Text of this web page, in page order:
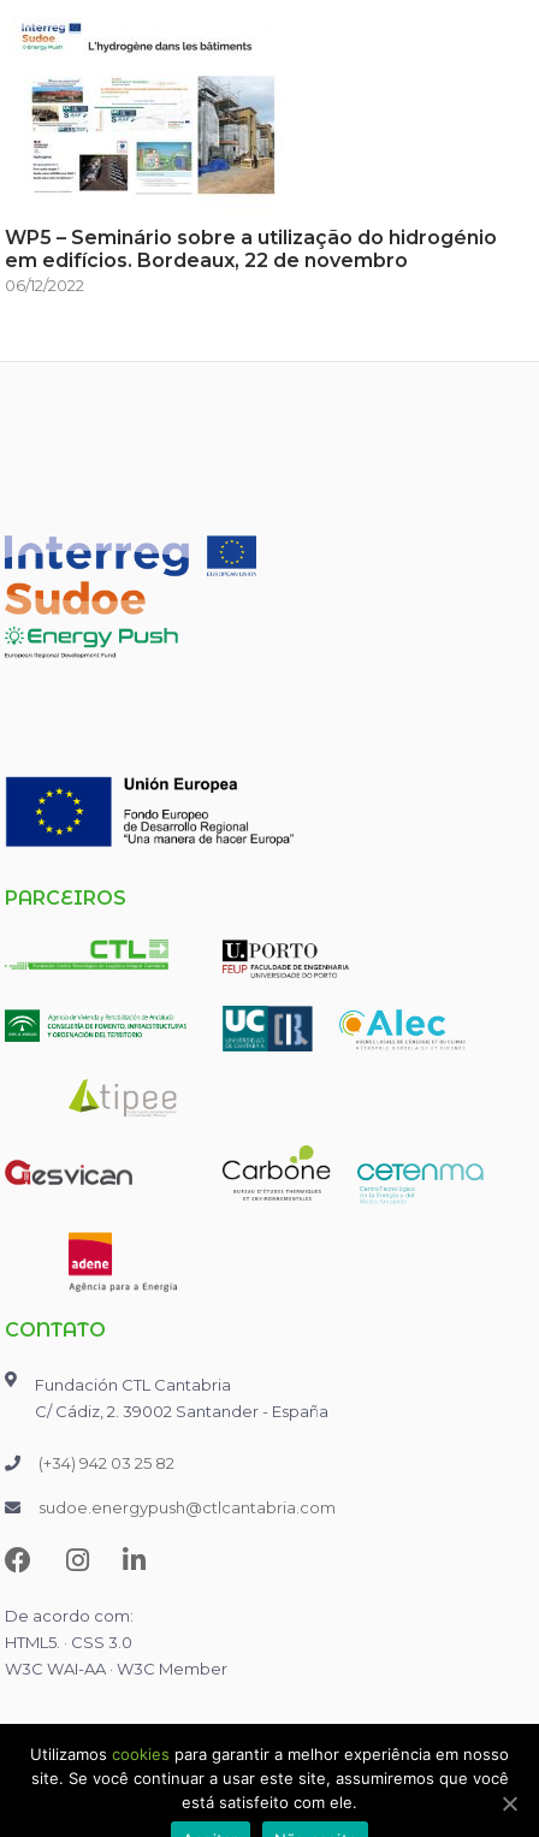
WP5 – Seminário sobre a utilização do hidrogénio
em edifícios. Bordeaux, 22 de novembro
06/12/2022
PARCEIROS
CONTATO
Fundación CTL Cantabria
C/ Cádiz, 2. 39002 Santander - España
(+34) 942 03 25 82
sudoe.energypush@ctlcantabria.com
De acordo com:
HTML5. · CSS 3.0
W3C WAI-AA · W3C Member
2026 © Sudoe Energy Push.Todos los derechos reservados
Utilizamos cookies para garantir a melhor experiência em nosso
site. Se você continuar a usar este site, assumiremos que você
está satisfeito com ele.